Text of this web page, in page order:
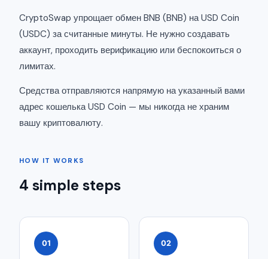
CryptoSwap упрощает обмен BNB (BNB) на USD Coin
(USDC) за считанные минуты. Не нужно создавать
аккаунт, проходить верификацию или беспокоиться о
лимитах.
Средства отправляются напрямую на указанный вами
адрес кошелька USD Coin — мы никогда не храним
вашу криптовалюту.
HOW IT WORKS
4 simple steps
01 02